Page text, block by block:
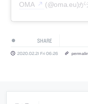
OMA (@oma.eu)が
SHARE
2020.02.21 Fri 06:26